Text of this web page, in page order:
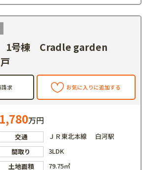
1号棟 Cradle garden
請求 お気に入りに追加する
1,780万円
交通
ＪＲ東北本線 白河駅
間取り
3LDK
土地面積
79.75㎡